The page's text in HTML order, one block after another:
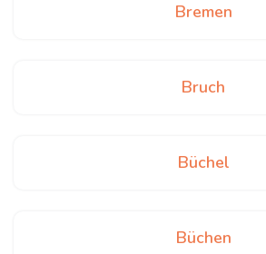
Bremen
Bruch
Büchel
Büchen